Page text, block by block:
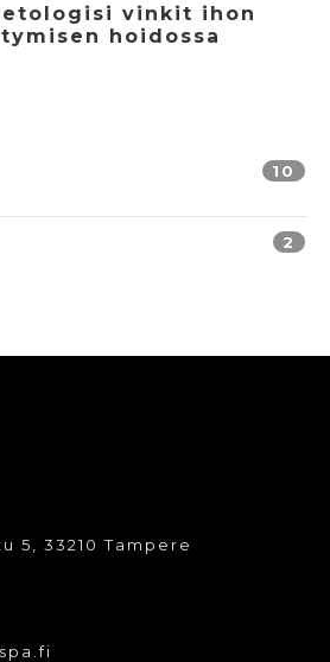
vinkit ihon
hoidossa
10
2
5, 33210 Tampere